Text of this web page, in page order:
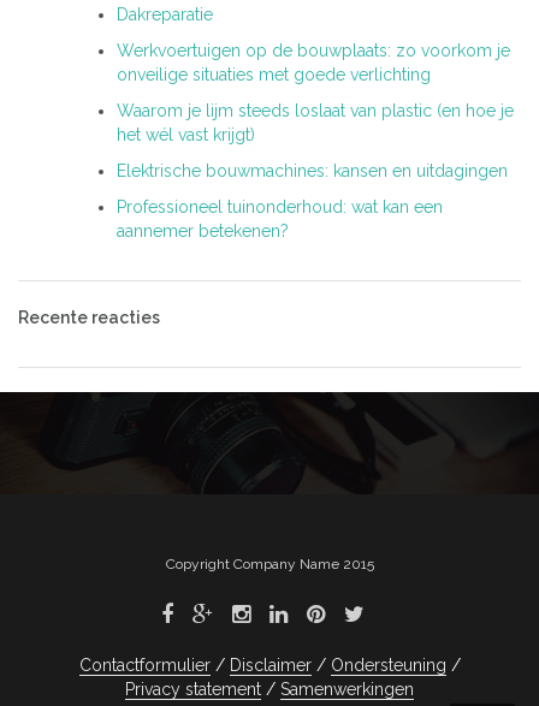
Dakreparatie
Werkvoertuigen op de bouwplaats: zo voorkom je
onveilige situaties met goede verlichting
Waarom je lijm steeds loslaat van plastic (en hoe je
het wél vast krijgt)
Elektrische bouwmachines: kansen en uitdagingen
Professioneel tuinonderhoud: wat kan een
aannemer betekenen?
Recente reacties
Copyright Company Name 2015
Contactformulier Disclaimer
Ondersteuning
Privacy statement
Samenwerkingen